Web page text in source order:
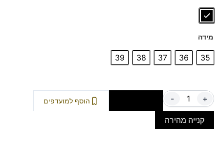
מידה
35
36
37
38
39
- + הוסף למועדפים
קנייה מהירה